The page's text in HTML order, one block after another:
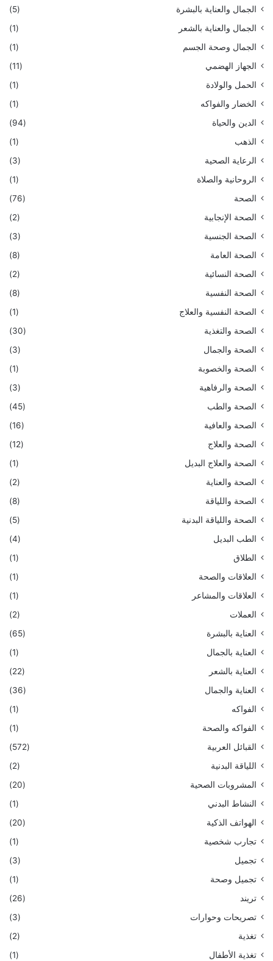
الجمال والعناية بالبشرة
(5)
الجمال والعناية بالشعر
(1)
الجمال وصحة الجسم
(1)
الجهاز الهضمي
(11)
الحمل والولادة
(1)
الخضار والفواكه
(1)
الدين والحياة
(94)
الذهب
(1)
الرعاية الصحية
(3)
الروحانية والصلاة
(1)
الصحة
(76)
الصحة الإنجابية
(2)
الصحة الجنسية
(3)
الصحة العامة
(8)
الصحة النسائية
(2)
الصحة النفسية
(8)
الصحة النفسية والعلاج
(1)
الصحة والتغذية
(30)
الصحة والجمال
(3)
الصحة والخصوبة
(1)
الصحة والرفاهية
(3)
الصحة والطب
(45)
الصحة والعافية
(16)
الصحة والعلاج
(12)
الصحة والعلاج البديل
(1)
الصحة والعناية
(2)
الصحة واللياقة
(8)
الصحة واللياقة البدنية
(5)
الطب البديل
(4)
الطلاق
(1)
العلاقات والصحة
(1)
العلاقات والمشاعر
(1)
العملات
(2)
العناية بالبشرة
(65)
العناية بالجمال
(1)
العناية بالشعر
(22)
العناية والجمال
(36)
الفواكه
(1)
الفواكه والصحة
(1)
القبائل العربية
(572)
اللياقة البدنية
(2)
المشروبات الصحية
(20)
النشاط البدني
(1)
الهواتف الذكية
(20)
تجارب شخصية
(1)
تجميل
(3)
تجميل وصحة
(1)
تريند
(26)
تصريحات وحوارات
(3)
تغذية
(2)
تغذية الأطفال
(1)